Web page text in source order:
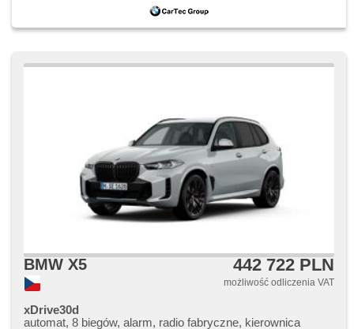
BMW X5 442 722 PLN
możliwość odliczenia VAT
xDrive30d
automat, 8 biegów, alarm, radio fabryczne, kierownica